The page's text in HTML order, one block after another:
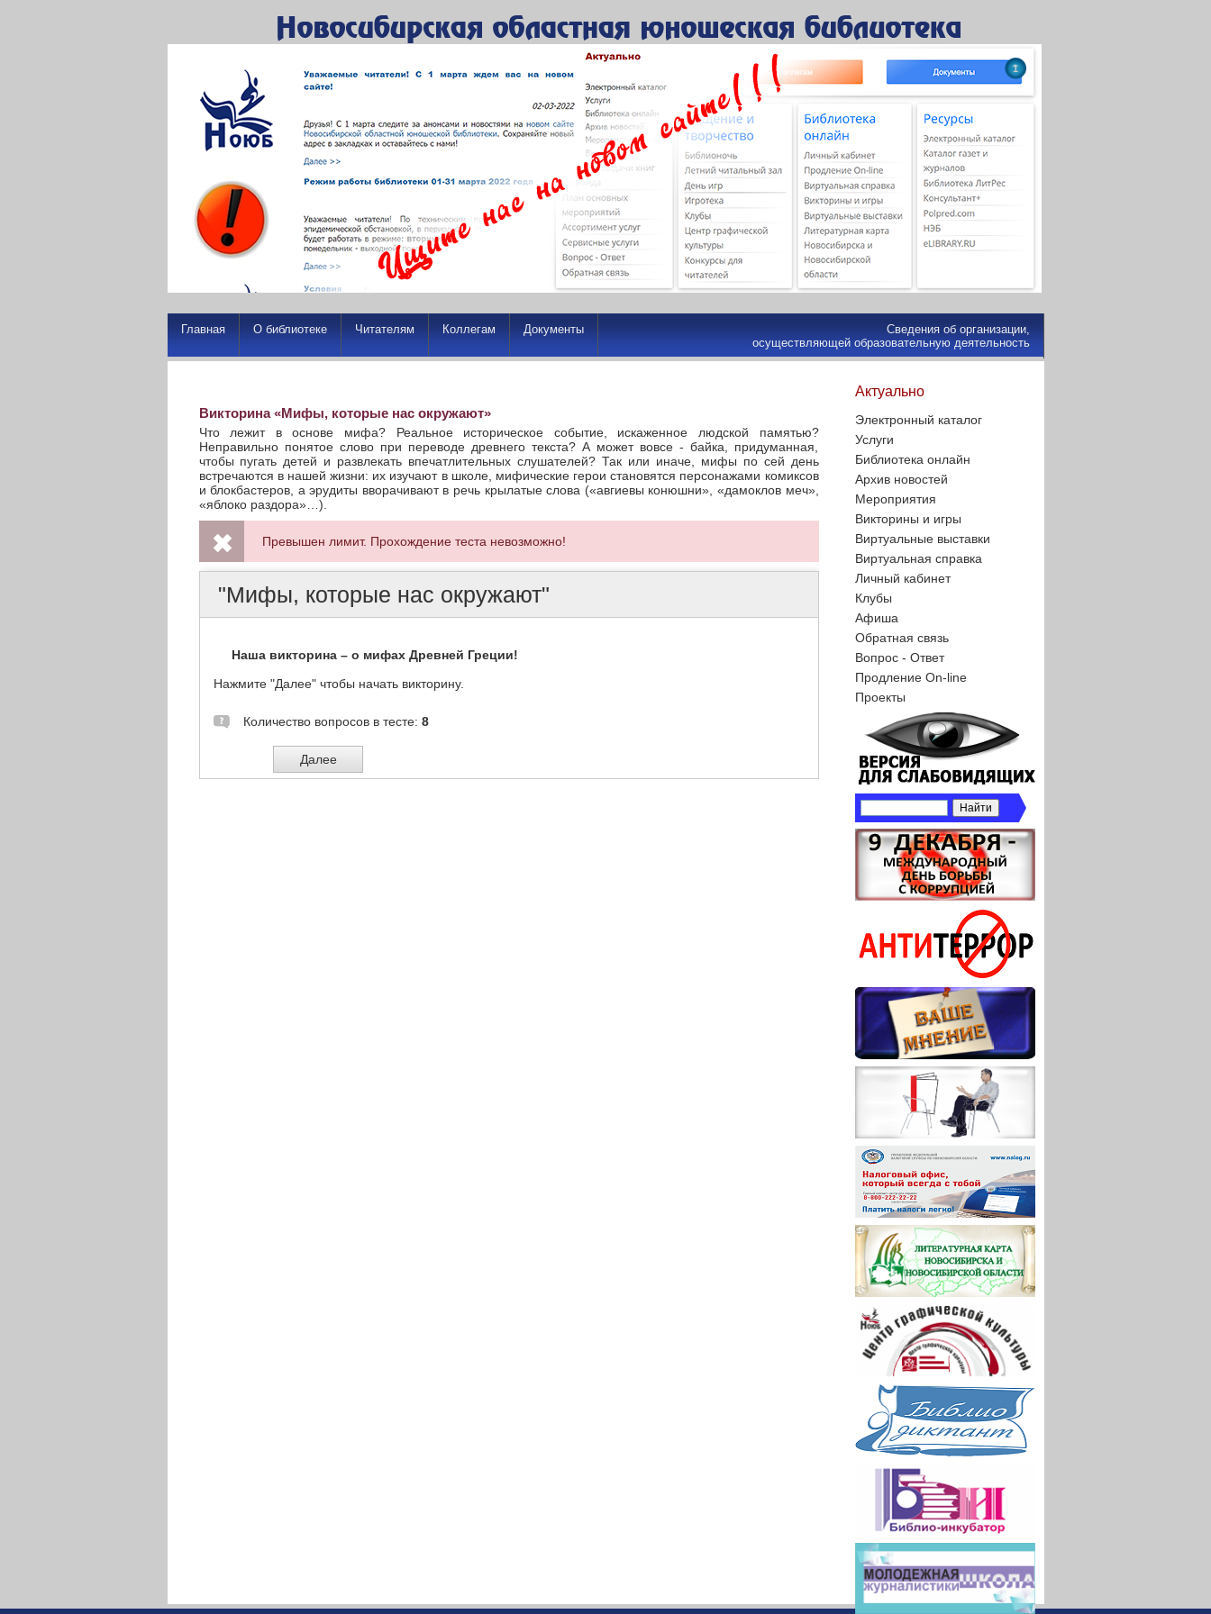
1
Главная О библиотеке Читателям Коллегам Документы
Сведения об организации,
осуществляющей образовательную деятельность
Актуально
Электронный каталог
Услуги
Библиотека онлайн
Архив новостей
Мероприятия
Викторины и игры
Виртуальные выставки
Виртуальная справка
Личный кабинет
Клубы
Афиша
Обратная связь
Вопрос - Ответ
Продление On-line
Проекты
Викторина «Мифы, которые нас окружают»
Что лежит в основе мифа? Реальное историческое событие, искаженное людской памятью?
Неправильно понятое слово при переводе древнего текста? А может вовсе - байка, придуманная,
чтобы пугать детей и развлекать впечатлительных слушателей? Так или иначе, мифы по сей день
встречаются в нашей жизни: их изучают в школе, мифические герои становятся персонажами комиксов
и блокбастеров, а эрудиты вворачивают в речь крылатые слова («авгиевы конюшни», «дамоклов меч»,
«яблоко раздора»…).